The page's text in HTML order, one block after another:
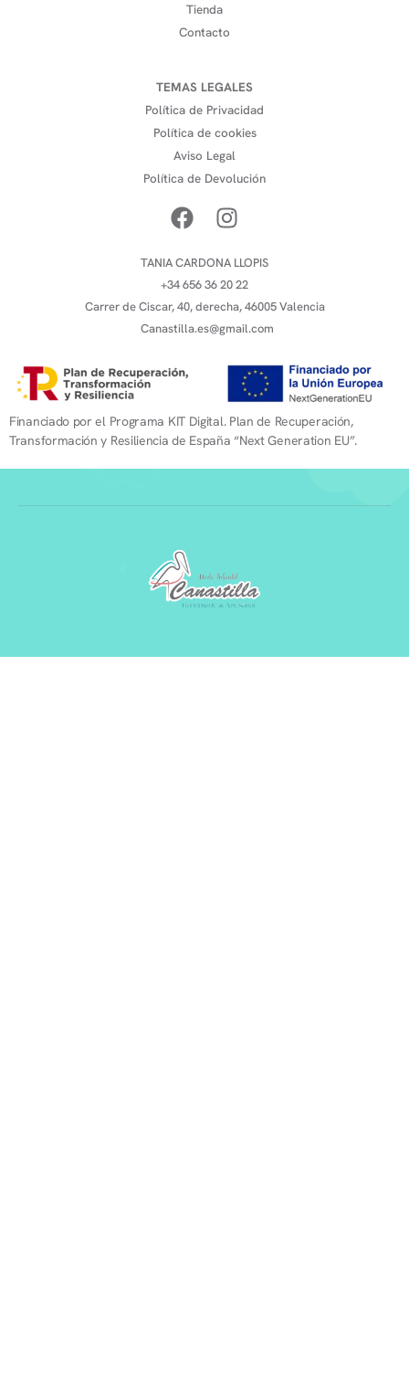
Tienda
Contacto
TEMAS LEGALES
Política de Privacidad
Política de cookies
Aviso Legal
Política de Devolución
TANIA CARDONA LLOPIS
+34 656 36 20 22
Carrer de Ciscar, 40, derecha, 46005 Valencia
Canastilla.es@gmail.com
Financiado por el Programa KIT Digital. Plan de Recuperación,
Transformación y Resiliencia de España “Next Generation EU”.